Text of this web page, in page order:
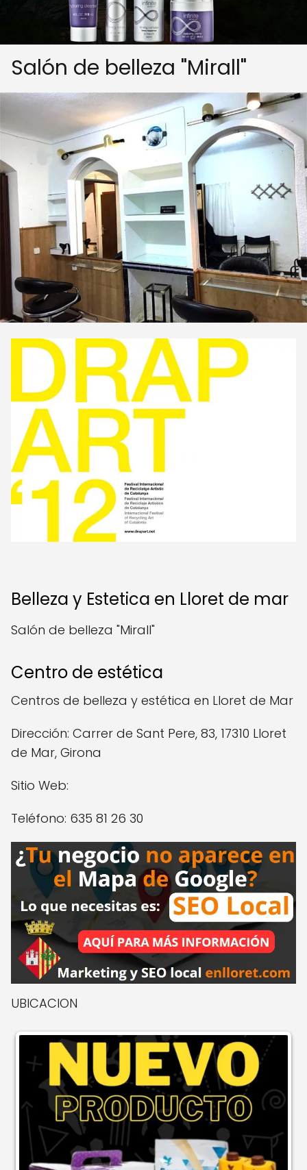
Salón de belleza "Mirall"
Belleza y Estetica en Lloret de mar
Salón de belleza "Mirall"
Centro de estética
Centros de belleza y estética en Lloret de Mar
Dirección: Carrer de Sant Pere, 83, 17310 Lloret
de Mar, Girona
Sitio Web:
Teléfono: 635 81 26 30
UBICACION